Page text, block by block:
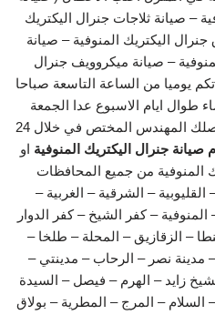
– صيانة ثلاجات جنرال اليكتريك
اليكتريك المنوفية – صيانة
– صيانة ميكروويف جنرال
يوميا من الساعة التاسعة صباحا
طوال ايام الاسبوع عدا الجمعة
والعطلات الرسمية فقط اتصل يصلك المهندس المختص في خلال 24
صيانة جنرال اليكتريك المنوفية او
المنوفية من جميع المحافظات
– الشرقية – الغربية –
المنوفية – كفر الشيخ – كفر الدوار
– الزقازيق – المحلة – طلخا –
نصر – الرحاب – مدينتي –
– الشيخ زايد – الهرم – فيصل – السيدة
– المرج – المطرية – بولاق